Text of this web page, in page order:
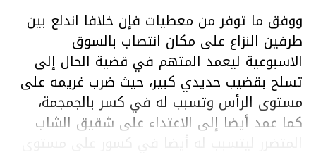
ووفق ما توفر من معطيات فإن خلافا اندلع بين
طرفين النزاع على مكان انتصاب بالسوق
الاسبوعية ليعمد المتهم في قضية الحال إلى
تسلح بقضيب حديدي كبير، حيث ضرب غريمه على
مستوى الرأس وتسبب له في كسر بالجمجمة،
كما عمد أيضا إلى الاعتداء على شقيق الشاب
المتضرر ليتسبب له أيضا في كسور على مستوى